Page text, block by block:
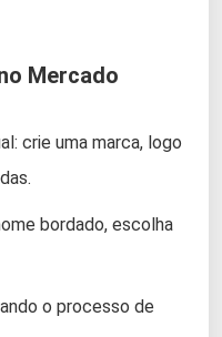
Mercado
crie uma marca, logo
bordado, escolha
o processo de